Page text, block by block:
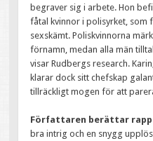
begraver sig i arbete. Hon
fåtal kvinnor i polisyrket, som
sexskämt. Poliskvinnorna
förnamn, medan alla män
visar Rudbergs research.
klarar dock sitt chefskap
tillräckligt mogen för att
Författaren berättar
bra intrig och en snygg